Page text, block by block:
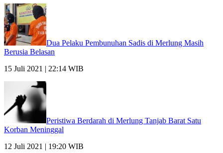
Dua Pelaku Pembunuhan Sadis di Merlung Masih
Berusia Belasan
15 Juli 2021 | 22:14 WIB
Peristiwa Berdarah di Merlung Tanjab Barat Satu
Korban Meninggal
12 Juli 2021 | 19:20 WIB